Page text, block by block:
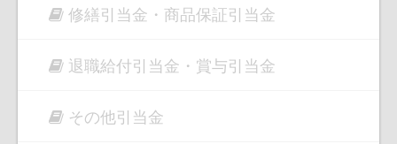
修繕引当金・商品保証引当金
退職給付引当金・賞与引当金
その他引当金